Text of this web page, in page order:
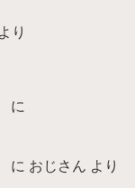
より
に
に おじさん より